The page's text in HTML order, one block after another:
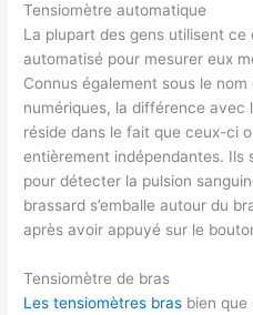
Tensiomètre automatique
La plupart des gens utilisent
automatisé pour mesurer eux
Connus également sous le
numériques, la différence
réside dans le fait que ceux-ci
entièrement indépendantes. Ils
pour détecter la pulsion
brassard s’emballe autour du
après avoir appuyé sur le
Tensiomètre de bras
Les tensiomètres bras bien